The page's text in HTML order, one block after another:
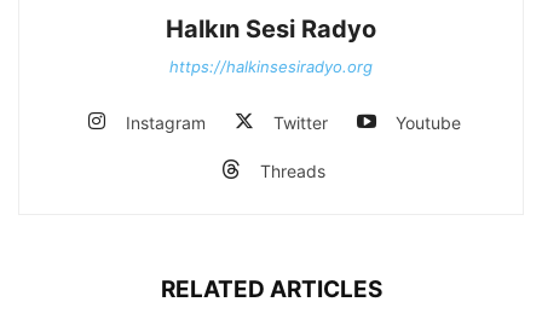
Halkın Sesi Radyo
https://halkinsesiradyo.org
Instagram Twitter Youtube
Threads
RELATED ARTICLES